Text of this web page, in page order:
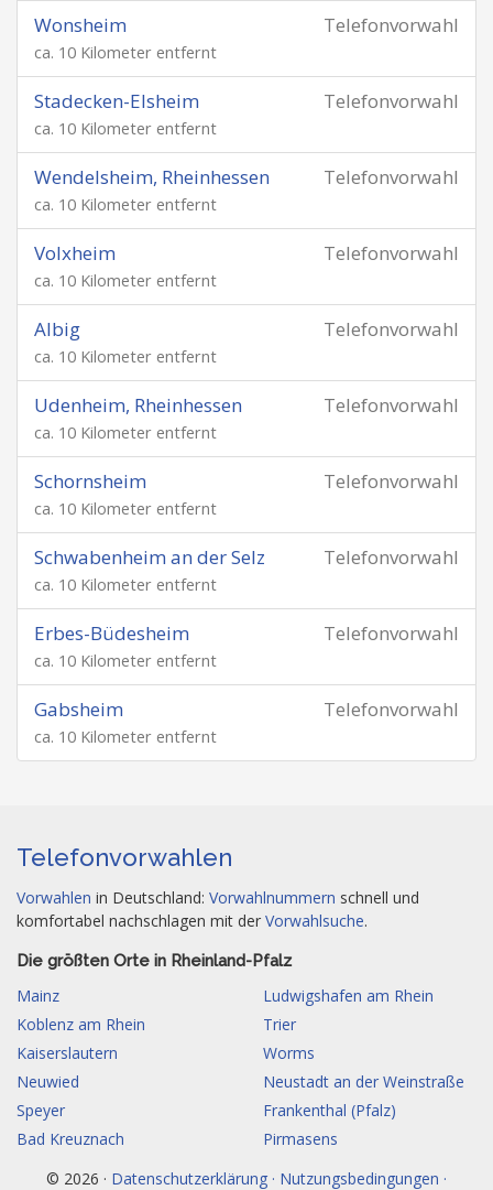
Telefonvorwahl
Wonsheim
ca. 10 Kilometer entfernt
Telefonvorwahl
Stadecken-Elsheim
ca. 10 Kilometer entfernt
Telefonvorwahl
Wendelsheim, Rheinhessen
ca. 10 Kilometer entfernt
Telefonvorwahl
Volxheim
ca. 10 Kilometer entfernt
Telefonvorwahl
Albig
ca. 10 Kilometer entfernt
Telefonvorwahl
Udenheim, Rheinhessen
ca. 10 Kilometer entfernt
Telefonvorwahl
Schornsheim
ca. 10 Kilometer entfernt
Telefonvorwahl
Schwabenheim an der Selz
ca. 10 Kilometer entfernt
Telefonvorwahl
Erbes-Büdesheim
ca. 10 Kilometer entfernt
Telefonvorwahl
Gabsheim
ca. 10 Kilometer entfernt
Telefonvorwahlen
Vorwahlen in Deutschland: Vorwahlnummern schnell und
komfortabel nachschlagen mit der Vorwahlsuche.
Die größten Orte in Rheinland-Pfalz
Mainz
Ludwigshafen am Rhein
Koblenz am Rhein
Trier
Kaiserslautern
Worms
Neuwied
Neustadt an der Weinstraße
Speyer
Frankenthal (Pfalz)
Bad Kreuznach
Pirmasens
© 2026 · Datenschutzerklärung · Nutzungsbedingungen ·